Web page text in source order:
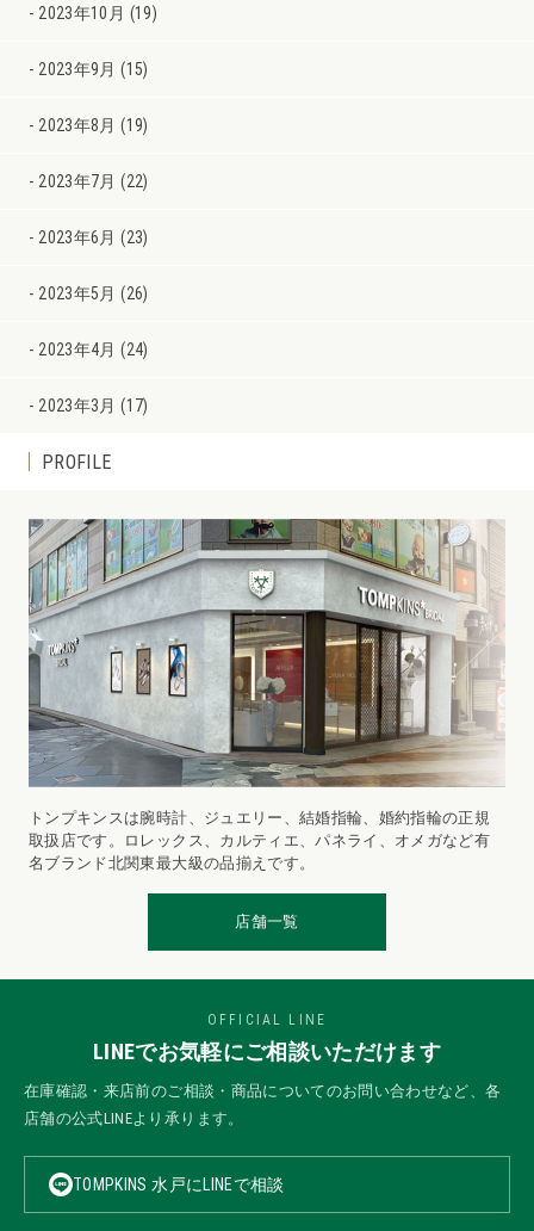
2023年10月 (19)
2023年9月 (15)
2023年8月 (19)
2023年7月 (22)
2023年6月 (23)
2023年5月 (26)
2023年4月 (24)
2023年3月 (17)
PROFILE
トンプキンスは腕時計、ジュエリー、結婚指輪、婚約指輪の正規
取扱店です。ロレックス、カルティエ、パネライ、オメガなど有
名ブランド北関東最大級の品揃えです。
店舗一覧
OFFICIAL LINE
LINEでお気軽にご相談いただけます
在庫確認・来店前のご相談・商品についてのお問い合わせなど、各
店舗の公式LINEより承ります。
TOMPKINS 水戸にLINEで相談